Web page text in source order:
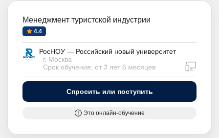
Менеджмент туристской индустрии
4.4
РосНОУ — Российский новый университет
г. Москва
Срок обучения: от 3 лет 6 месяцев
Спросить или поступить
Это онлайн-обучение